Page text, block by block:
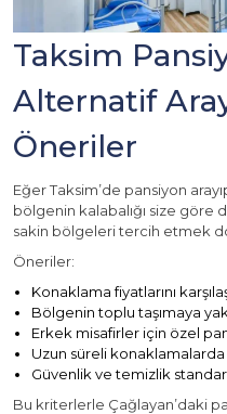
Taksim
Alternatif
Öneriler
Eğer Taksim’de pansiyon
bölgenin kalabalığı size göre
sakin bölgeleri tercih etmek
Öneriler:
Konaklama fiyatlarını
Bölgenin toplu taşımaya
Erkek misafirler için özel
Uzun süreli
Güvenlik ve temizlik
Bu kriterlerle Çağlayan’daki